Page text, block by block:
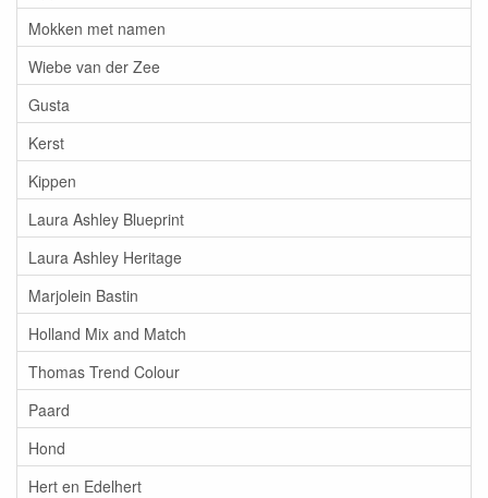
Mokken met namen
Wiebe van der Zee
Gusta
Kerst
Kippen
Laura Ashley Blueprint
Laura Ashley Heritage
Marjolein Bastin
Holland Mix and Match
Thomas Trend Colour
Paard
Hond
Hert en Edelhert